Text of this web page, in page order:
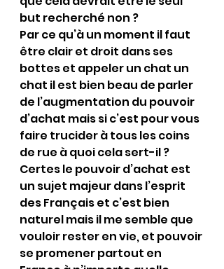
but recherché non ?
Par ce qu’à un moment il faut
être clair et droit dans ses
bottes et appeler un chat un
chat il est bien beau de parler
de l’augmentation du pouvoir
d’achat mais si c’est pour vous
faire trucider à tous les coins
de rue à quoi cela sert-il ?
Certes le pouvoir d’achat est
un sujet majeur dans l’esprit
des Français et c’est bien
naturel mais il me semble que
vouloir rester en vie, et pouvoir
se promener partout en